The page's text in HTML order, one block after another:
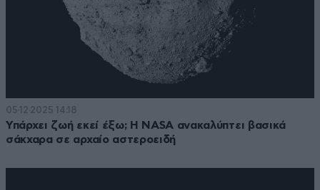
05·12·2025 14:18
Υπάρχει ζωή εκεί έξω; Η NASA ανακαλύπτει βασικά
σάκχαρα σε αρχαίο αστεροειδή